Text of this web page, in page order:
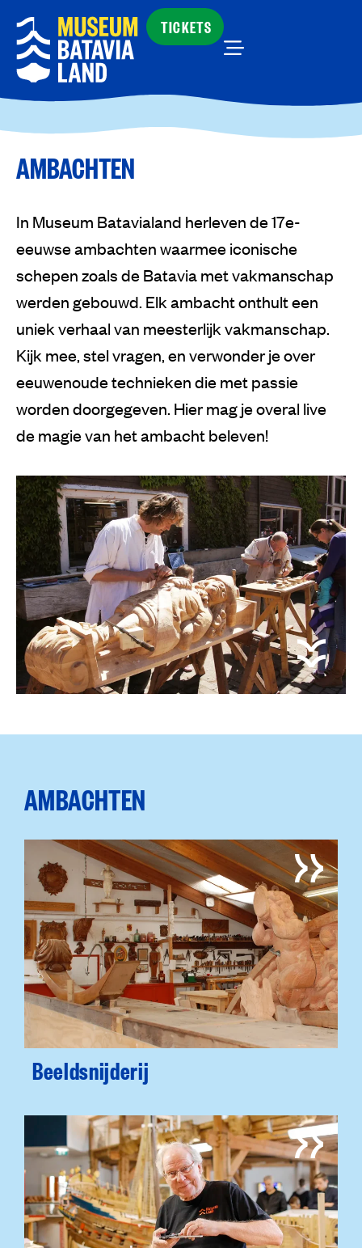
TICKETS
AMBACHTEN
In Museum Batavialand herleven de 17e-
eeuwse ambachten waarmee iconische
schepen zoals de Batavia met vakmanschap
werden gebouwd. Elk ambacht onthult een
uniek verhaal van meesterlijk vakmanschap.
Kijk mee, stel vragen, en verwonder je over
eeuwenoude technieken die met passie
worden doorgegeven. Hier mag je overal live
de magie van het ambacht beleven!
AMBACHTEN
Beeldsnijderij